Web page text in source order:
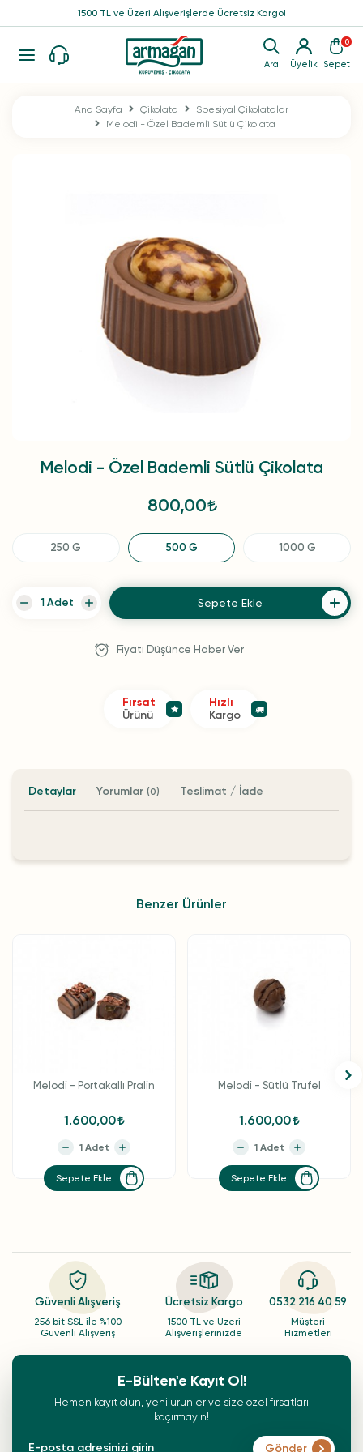
Ara Üyelik
0
Sepet
1500 TL ve Üzeri Alışverişlerde Ücretsiz Kargo!
Ana Sayfa Çikolata
Spesiyal Çikolatalar
Melodi - Özel Bademli Sütlü Çikolata
Melodi - Özel Bademli Sütlü Çikolata
800,00
250 G 500 G 1000 G
Sepete Ekle
Fiyatı Düşünce Haber Ver
Fırsat
Ürünü
Hızlı
Kargo
Detaylar Yorumlar (0) Teslimat / İade
Benzer Ürünler
Melodi - Portakallı Pralin
1.600,00
Sepete Ekle
Melodi - Sütlü Trufel
1.600,00
Sepete Ekle
Güvenli Alışveriş
256 bit SSL ile %100
Güvenli Alışveriş
Ücretsiz Kargo
1500 TL ve Üzeri
Alışverişlerinizde
0532 216 40 59
Müşteri
Hizmetleri
E-Bülten'e Kayıt Ol!
Hemen kayıt olun, yeni ürünler ve size özel fırsatları
kaçırmayın!
Gönder